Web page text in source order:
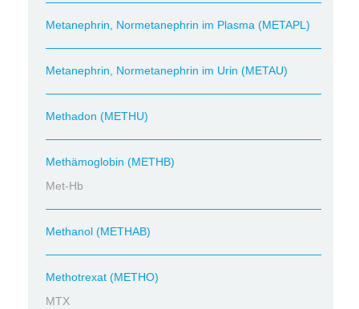
Metanephrin, Normetanephrin im Plasma (METAPL)
Metanephrin, Normetanephrin im Urin (METAU)
Methadon (METHU)
Methämoglobin (METHB)
Met-Hb
Methanol (METHAB)
Methotrexat (METHO)
MTX